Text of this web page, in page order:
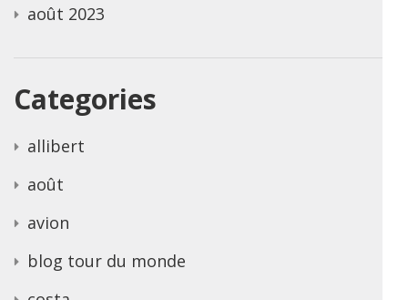
août 2023
Categories
allibert
août
avion
blog tour du monde